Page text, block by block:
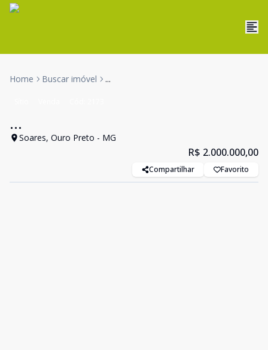
Home Buscar imóvel ...
...
Soares, Ouro Preto - MG
R$ 2.000.000,00
Compartilhar Favorito